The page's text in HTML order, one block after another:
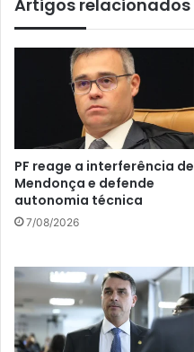
Artigos relacionados
PF reage a interferência de
Mendonça e defende
autonomia técnica
7/08/2026